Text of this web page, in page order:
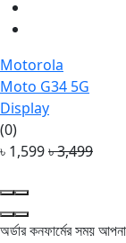
Motorola
Moto G34 5G
Display
(0)
৳ 1,599৳ 3,499
অর্ডার কনফার্মের সময়